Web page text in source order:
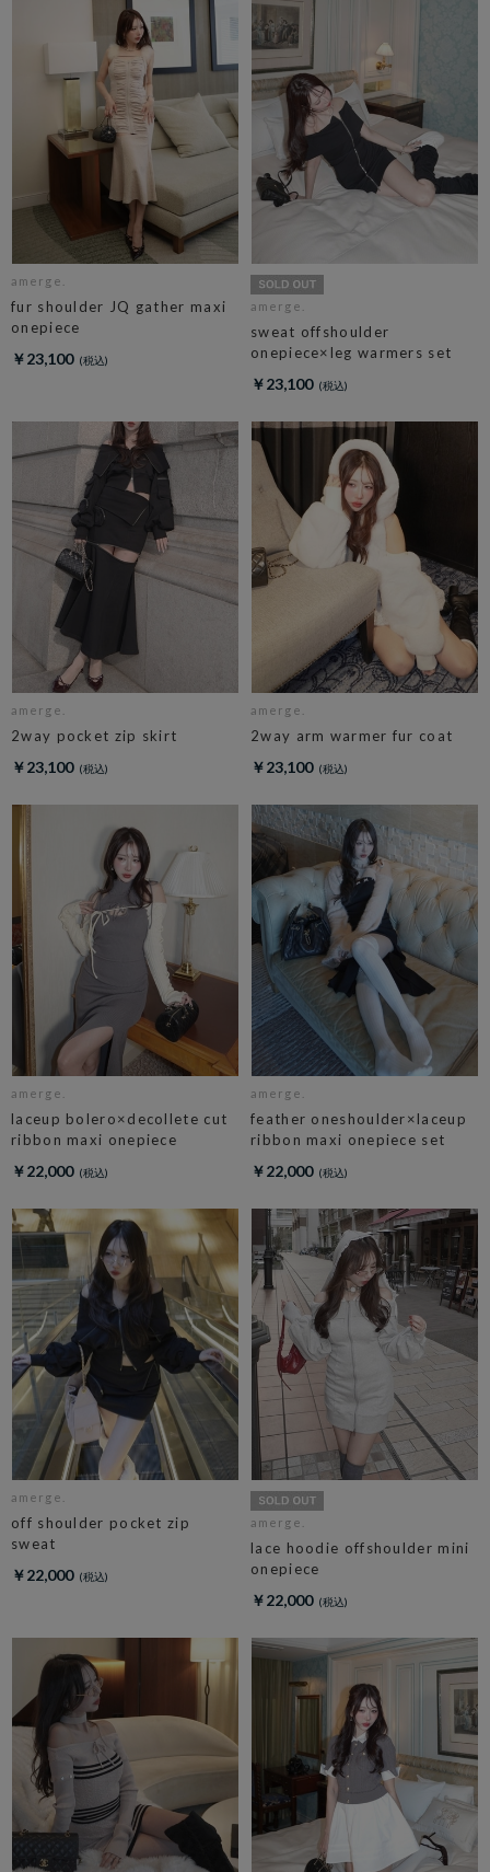
amerge.
fur shoulder JQ gather maxi
onepiece
￥23,100
amerge.
sweat offshoulder
onepiece×leg warmers set
￥23,100
amerge.
2way pocket zip skirt
￥23,100
amerge.
2way arm warmer fur coat
￥23,100
amerge.
laceup bolero×decollete cut
ribbon maxi onepiece
￥22,000
amerge.
feather oneshoulder×laceup
ribbon maxi onepiece set
￥22,000
amerge.
off shoulder pocket zip
sweat
￥22,000
amerge.
lace hoodie offshoulder mini
onepiece
￥22,000